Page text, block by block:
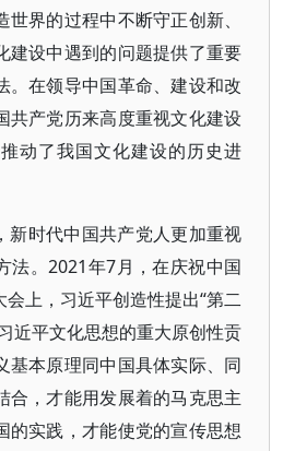
界的过程中不断守正创新、
建设中遇到的问题提供了重要
。在领导中国革命、建设和改
共产党历来高度重视文化建设
动了我国文化建设的历史进
新时代中国共产党人更加重视
法。2021年7月，在庆祝中国
上，习近平创造性提出“第二
近平文化思想的重大原创性贡
基本原理同中国具体实际、同
合，才能用发展着的马克思主
的实践，才能使党的宣传思想